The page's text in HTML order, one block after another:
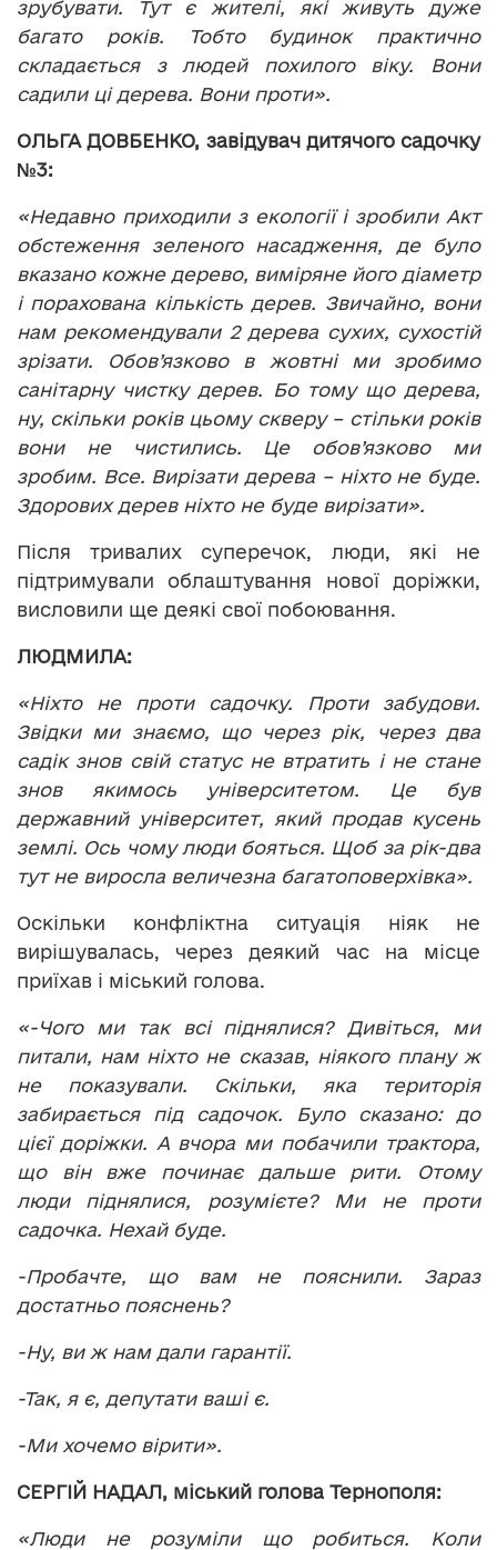
зрубувати. Тут є жителі, які живуть дуже
багато років. Тобто будинок практично
складається з людей похилого віку. Вони
садили ці дерева. Вони проти».
ОЛЬГА ДОВБЕНКО, завідувач дитячого садочку
№3:
«Недавно приходили з екології і зробили Акт
обстеження зеленого насадження, де було
вказано кожне дерево, виміряне його діаметр
і порахована кількість дерев. Звичайно, вони
нам рекомендували 2 дерева сухих, сухостій
зрізати. Обов’язково в жовтні ми зробимо
санітарну чистку дерев. Бо тому що дерева,
ну, скільки років цьому скверу – стільки років
вони не чистились. Це обов’язково ми
зробим. Все. Вирізати дерева – ніхто не буде.
Здорових дерев ніхто не буде вирізати».
Після тривалих суперечок, люди, які не
підтримували облаштування нової доріжки,
висловили ще деякі свої побоювання.
ЛЮДМИЛА:
«Ніхто не проти садочку. Проти забудови.
Звідки ми знаємо, що через рік, через два
садік знов свій статус не втратить і не стане
знов якимось університетом. Це був
державний університет, який продав кусень
землі. Ось чому люди бояться. Щоб за рік-два
тут не виросла величезна багатоповерхівка».
Оскільки конфліктна ситуація ніяк не
вирішувалась, через деякий час на місце
приїхав і міський голова.
«-Чого ми так всі піднялися? Дивіться, ми
питали, нам ніхто не сказав, ніякого плану ж
не показували. Скільки, яка територія
забирається під садочок. Було сказано: до
цієї доріжки. А вчора ми побачили трактора,
що він вже починає дальше рити. Отому
люди піднялися, розумієте? Ми не проти
садочка. Нехай буде.
-Пробачте, що вам не пояснили. Зараз
достатньо пояснень?
-Ну, ви ж нам дали гарантії.
-Так, я є, депутати ваші є.
-Ми хочемо вірити».
СЕРГІЙ НАДАЛ, міський голова Тернополя:
«Люди не розуміли що робиться. Коли